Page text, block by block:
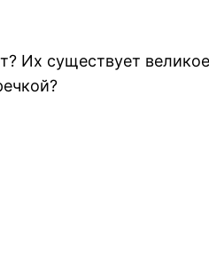
Их существует